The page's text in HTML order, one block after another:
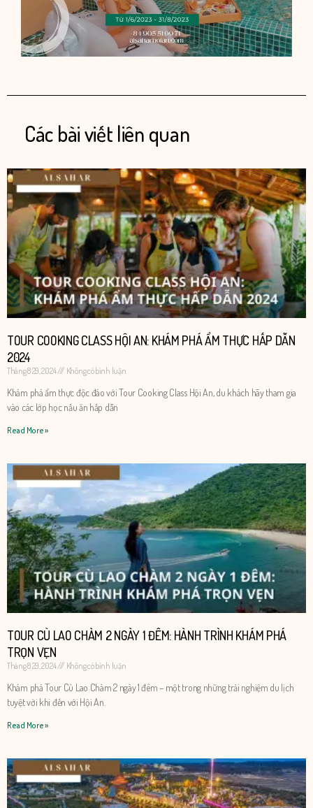
Các bài viết liên quan
TOUR COOKING CLASS HỘI AN: KHÁM PHÁ ẨM THỰC HẤP DẪN
2024
Tháng 8 29, 2024 Không có bình luận
​​Khám phá ẩm thực độc đáo với Tour Cooking Class Hội An, du khách hãy tham gia
vào các lớp học nấu ăn hấp dẫn
Read More »
TOUR CÙ LAO CHÀM 2 NGÀY 1 ĐÊM: HÀNH TRÌNH KHÁM PHÁ
TRỌN VẸN
Tháng 8 29, 2024 Không có bình luận
Khám phá Tour Cù Lao Chàm 2 ngày 1 đêm – một trong những trải nghiệm du lịch
tuyệt vời khi đến với Hội An.
Read More »